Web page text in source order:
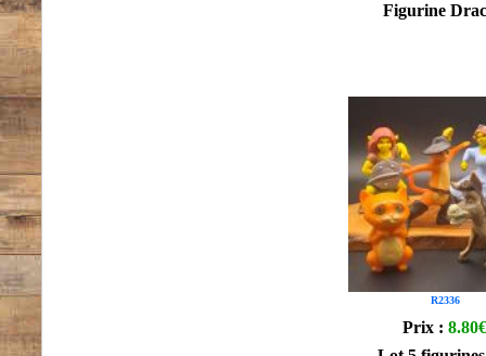
Figurine
R2336
Prix : 8.80€